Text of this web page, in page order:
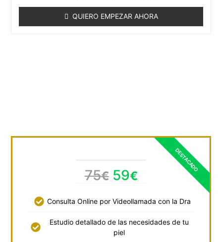
QUIERO EMPEZAR AHORA
75€ 59€
Consulta Online por Videollamada con la Dra
Estudio detallado de las necesidades de tu
piel